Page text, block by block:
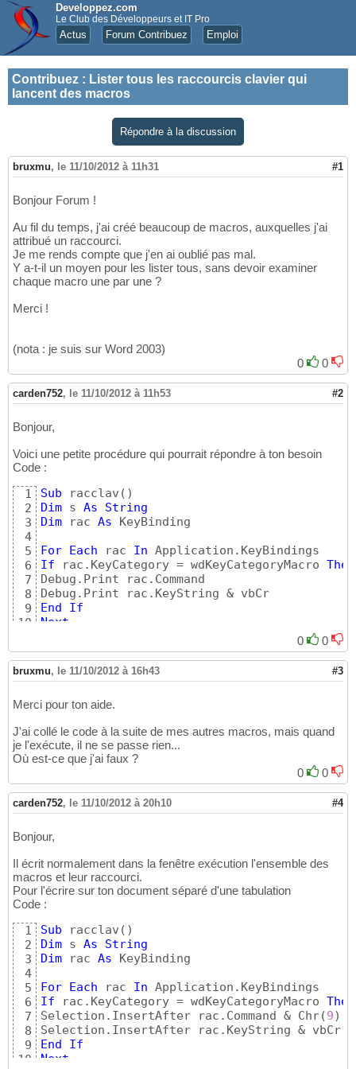
Developpez.com
Le Club des Développeurs et IT Pro
Actus Forum Contribuez Emploi
Contribuez : Lister tous les raccourcis clavier qui
lancent des macros
Répondre à la discussion
bruxmu, le 11/10/2012 à 11h31 #1
Bonjour Forum !
Au fil du temps, j'ai créé beaucoup de macros, auxquelles j'ai
attribué un raccourci.
Je me rends compte que j'en ai oublié pas mal.
Y a-t-il un moyen pour les lister tous, sans devoir examiner
chaque macro une par une ?
Merci !
(nota : je suis sur Word 2003)
0
0
carden752, le 11/10/2012 à 11h53 #2
Bonjour,
Voici une petite procédure qui pourrait répondre à ton besoin
Code :
1
2
3
4
5
6
7
8
9
10
Sub racclav ( )
Dim s As
String
Dim rac As KeyBinding
For
Each rac In
If rac.KeyCategory = wdKeyCategoryMacro Then
Debug.Print rac.Command
End
If
Next
0 0
bruxmu, le 11/10/2012 à 16h43 #3
Merci pour ton aide.
J'ai collé le code à la suite de mes autres macros, mais quand
je l'exécute, il ne se passe rien...
Où est-ce que j'ai faux ?
0
0
carden752, le 11/10/2012 à 20h10 #4
Bonjour,
Il écrit normalement dans la fenêtre exécution l'ensemble des
macros et leur raccourci.
Pour l'écrire sur ton document séparé d'une tabulation
Code :
1
2
3
4
5
6
7
8
9
10
Sub racclav ( )
Dim s As
String
Dim rac As KeyBinding
For
Each rac In
If rac.KeyCategory = wdKeyCategoryMacro Then
Selection.InsertAfter rac.Command & Chr(9)
End
If
Next